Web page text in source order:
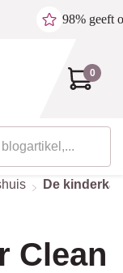
98% geeft
0
De
Clean